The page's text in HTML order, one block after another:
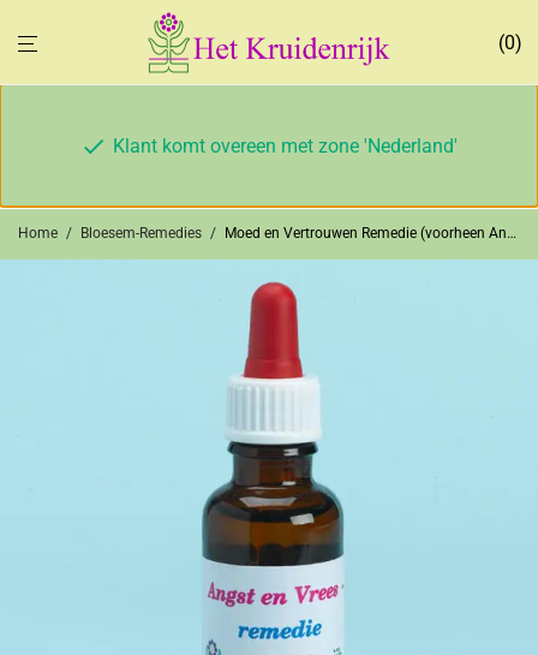
0
Klant komt overeen met zone 'Nederland'
Home / Bloesem-Remedies / Moed en Vertrouwen Remedie (voorheen Angst of vrees Remedie)